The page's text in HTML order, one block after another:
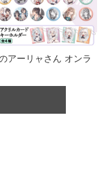
アーリャさん オンラ